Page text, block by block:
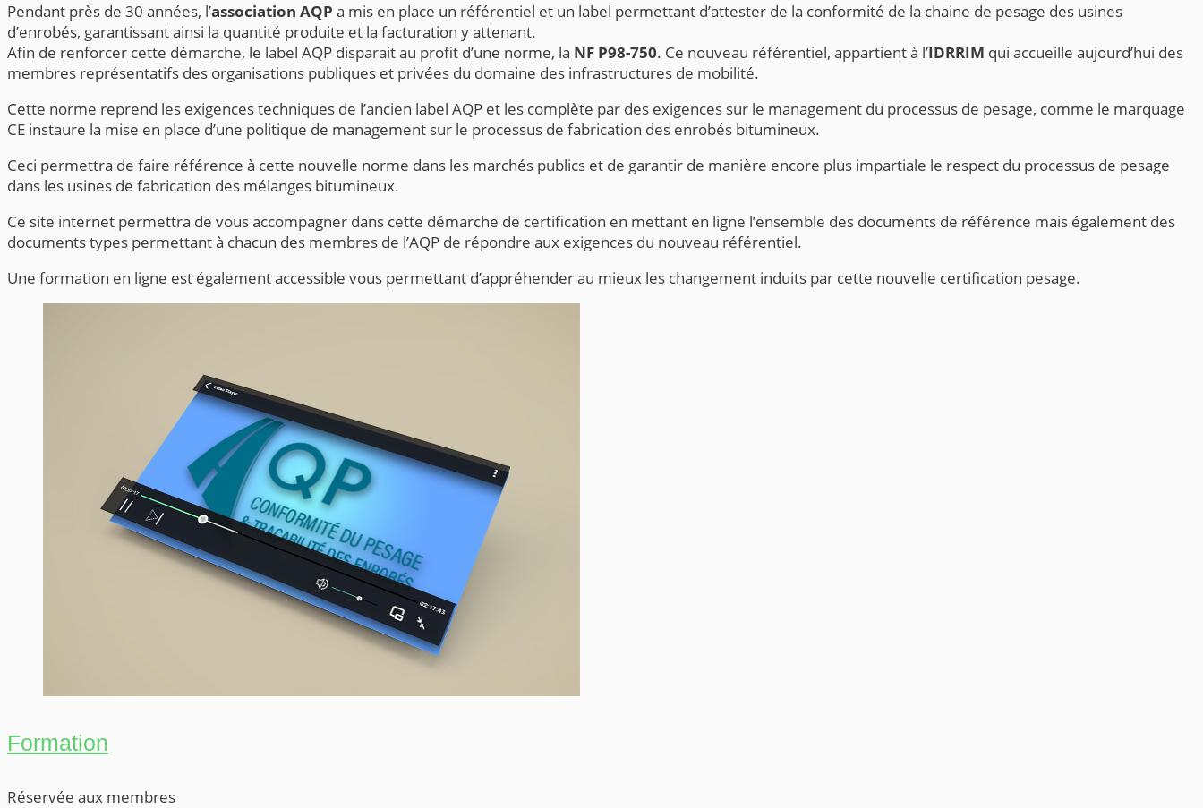
Pendant près de 30 années, l’association AQP a mis en place un référentiel et un label permettant d’attester de la conformité de la chaine de pesage des usines
d’enrobés, garantissant ainsi la quantité produite et la facturation y attenant.
Afin de renforcer cette démarche, le label AQP disparait au profit d’une norme, la NF P98-750. Ce nouveau référentiel, appartient à l’IDRRIM qui accueille aujourd’hui des
membres représentatifs des organisations publiques et privées du domaine des infrastructures de mobilité.
Cette norme reprend les exigences techniques de l’ancien label AQP et les complète par des exigences sur le management du processus de pesage, comme le marquage
CE instaure la mise en place d’une politique de management sur le processus de fabrication des enrobés bitumineux.
Ceci permettra de faire référence à cette nouvelle norme dans les marchés publics et de garantir de manière encore plus impartiale le respect du processus de pesage
dans les usines de fabrication des mélanges bitumineux.
Ce site internet permettra de vous accompagner dans cette démarche de certification en mettant en ligne l’ensemble des documents de référence mais également des
documents types permettant à chacun des membres de l’AQP de répondre aux exigences du nouveau référentiel.
Une formation en ligne est également accessible vous permettant d’appréhender au mieux les changement induits par cette nouvelle certification pesage.
Formation
Réservée aux membres